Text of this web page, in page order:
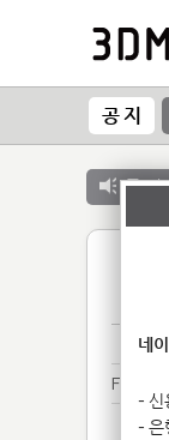
공 지
공 지
네
- 신
- 은